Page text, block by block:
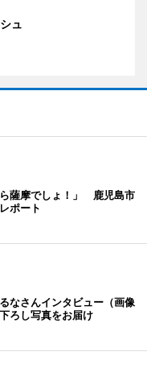
ュ
ら薩摩でしょ！」 鹿児島市
ポート
なさんインタビュー（画像
ろし写真をお届け